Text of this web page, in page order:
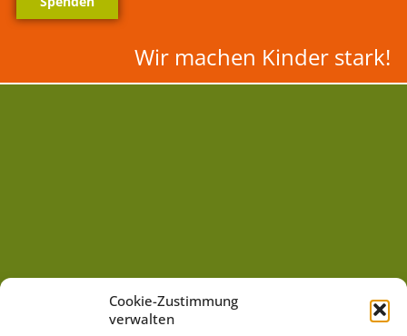
Cookie-Zustimmung
verwalten
Wir machen Kinder stark!